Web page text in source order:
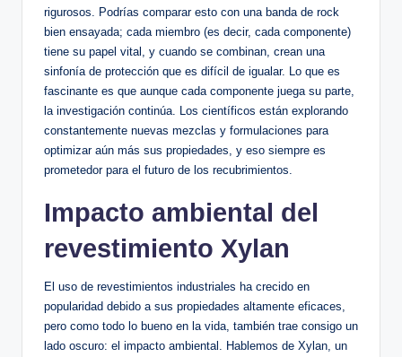
rigurosos.‌ Podrías comparar esto⁢ con una banda de rock
bien ensayada; cada miembro (es decir,​ cada componente)
tiene su papel vital, y cuando se combinan, crean una
sinfonía de protección que es difícil‍ de igualar. Lo que ‍es
fascinante es ‍que aunque⁢ cada componente⁤ juega su parte,
la ⁣investigación​ continúa. Los científicos⁢ están explorando
constantemente nuevas ⁤mezclas y formulaciones para
optimizar aún ⁢más sus propiedades, y eso siempre es⁢
prometedor para ⁤el futuro‍ de los recubrimientos.
Impacto ⁣ambiental del
⁤revestimiento Xylan
El uso de revestimientos industriales ha crecido en​
popularidad debido a‍ sus propiedades altamente eficaces,
pero como todo lo bueno en la vida, también trae consigo un
⁢lado oscuro: ⁣el impacto ⁤ambiental. Hablemos de Xylan, un